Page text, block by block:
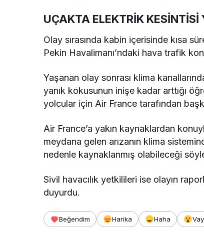
UÇAKTA ELEKTRİK KESİNTİSİ
Olay sırasında kabin içerisinde kısa
Pekin Havalimanı’ndaki hava trafik
Yaşanan olay sonrası klima
yanık kokusunun inişe kadar arttığı
yolcular için Air France tarafından
Air France’a yakın kaynaklardan
meydana gelen arızanın klima
nedenle kaynaklanmış olabileceği
Sivil havacılık yetkilileri ise olayın
duyurdu.
Beğendim Harika Haha Vay